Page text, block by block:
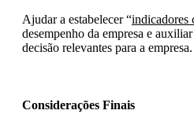
Ajudar a estabelecer “indicadores
desempenho da empresa e
decisão relevantes para a empresa.
Considerações Finais